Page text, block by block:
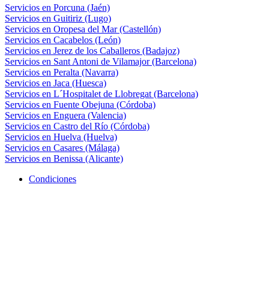
Servicios en Porcuna (Jaén)
Servicios en Guitiriz (Lugo)
Servicios en Oropesa del Mar (Castellón)
Servicios en Cacabelos (León)
Servicios en Jerez de los Caballeros (Badajoz)
Servicios en Sant Antoni de Vilamajor (Barcelona)
Servicios en Peralta (Navarra)
Servicios en Jaca (Huesca)
Servicios en L´Hospitalet de Llobregat (Barcelona)
Servicios en Fuente Obejuna (Córdoba)
Servicios en Enguera (Valencia)
Servicios en Castro del Río (Córdoba)
Servicios en Huelva (Huelva)
Servicios en Casares (Málaga)
Servicios en Benissa (Alicante)
Condiciones